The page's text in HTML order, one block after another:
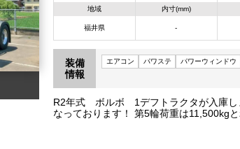
地域
福井県
内寸(mm)
-
装備
情報
エアコン パワステ パワーウィンドウ
R2年式 ボルボ 1デフトラクタが入庫
なっております！ 第5輪荷重は11,500kg